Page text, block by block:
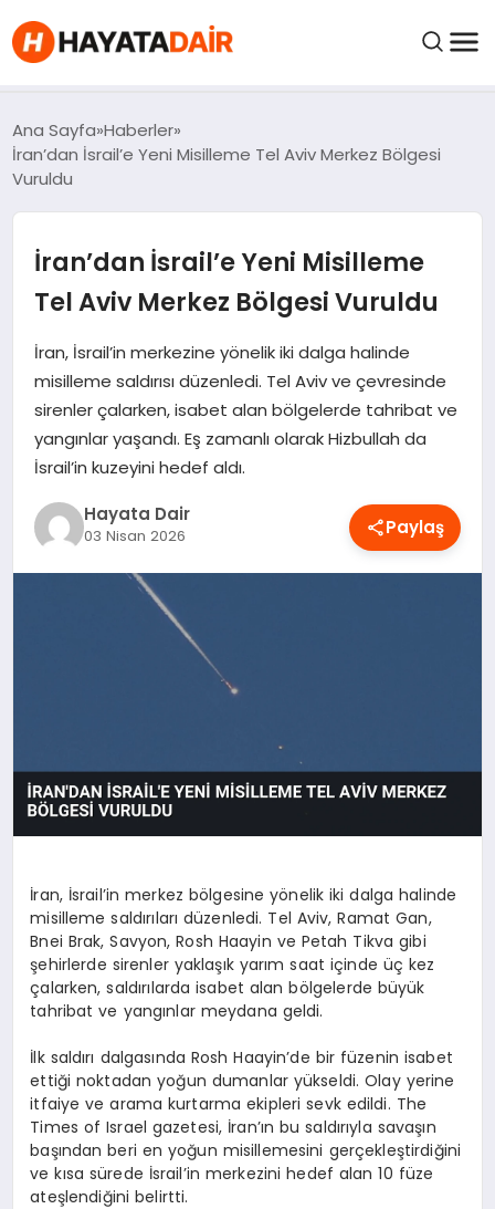
FIYATLAR
HABERLER
İNCELEMELER
KIMDIR?
NEDIR?
OYUN
RÜYA TABIRLERI
Ana Sayfa Haberler
İran’dan İsrail’e Yeni Misilleme Tel Aviv Merkez Bölgesi
Vuruldu
İran’dan İsrail’e Yeni Misilleme
Tel Aviv Merkez Bölgesi Vuruldu
İran, İsrail’in merkezine yönelik iki dalga halinde
misilleme saldırısı düzenledi. Tel Aviv ve çevresinde
sirenler çalarken, isabet alan bölgelerde tahribat ve
yangınlar yaşandı. Eş zamanlı olarak Hizbullah da
İsrail’in kuzeyini hedef aldı.
Hayata Dair
03 Nisan 2026 Paylaş
İran, İsrail’in merkez bölgesine yönelik iki dalga halinde
misilleme saldırıları düzenledi. Tel Aviv, Ramat Gan,
Bnei Brak, Savyon, Rosh Haayin ve Petah Tikva gibi
şehirlerde sirenler yaklaşık yarım saat içinde üç kez
çalarken, saldırılarda isabet alan bölgelerde büyük
tahribat ve yangınlar meydana geldi.
İlk saldırı dalgasında Rosh Haayin’de bir füzenin isabet
ettiği noktadan yoğun dumanlar yükseldi. Olay yerine
itfaiye ve arama kurtarma ekipleri sevk edildi. The
Times of Israel gazetesi, İran’ın bu saldırıyla savaşın
başından beri en yoğun misillemesini gerçekleştirdiğini
ve kısa sürede İsrail’in merkezini hedef alan 10 füze
ateşlendiğini belirtti.